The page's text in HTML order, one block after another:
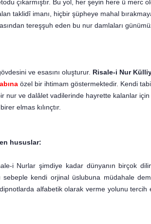
çıkarmıştır. Bu yol, her şeyin here ü
taklidî imanı, hiçbir şüpheye mahal
tereşşuh eden bu nur damlaları
ve esasını oluş­turur. Risale-i Nur
özel bir ihtimam göstermektedir. Kendi
nur ve dalâlet vadilerinde hayrette kalanlar
elmas kılınçtır.
hususlar:
i Nurlar şimdiye kadar dünyanın birçok
sebeple kendi orjinal üslubuna müdahale
dipnotlarda alfabetik olarak verme yolunu